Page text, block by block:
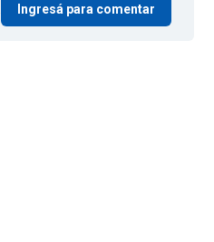
Ingresá para comentar